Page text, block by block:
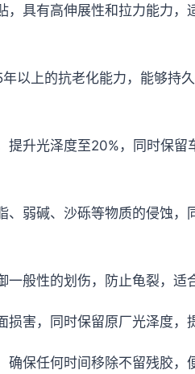
，具有高伸展性和拉力能力，
以上的抗老化能力，能够持
提升光泽度至20%，同时保留
弱碱、沙砾等物质的侵蚀，
般性的划伤，防止龟裂，适
害，同时保留原厂光泽度，
保任何时间移除不留残胶，